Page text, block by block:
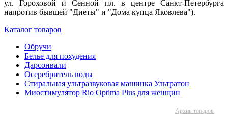
ул. Гороховой и Сенной пл. в центре Санкт-Петербурга
напротив бывшей "Диеты" и "Дома купца Яковлева").
Каталог товаров
Обручи
Белье для похудения
Дарсонвали
Осеребритель воды
Стиральная ультразвуковая машинка Ультратон
Миостимулятор Rio Optima Plus для женщин
Архив товаров